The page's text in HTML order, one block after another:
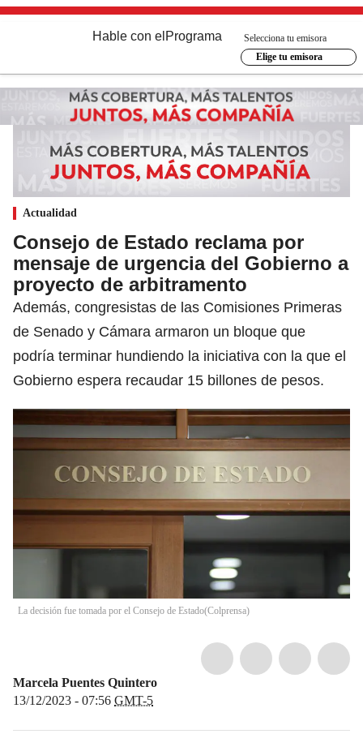
Hable con el Programa
Selecciona tu emisora
Elige tu emisora
Actualidad
Consejo de Estado reclama por
mensaje de urgencia del Gobierno a
proyecto de arbitramento
Además, congresistas de las Comisiones Primeras
de Senado y Cámara armaron un bloque que
podría terminar hundiendo la iniciativa con la que el
Gobierno espera recaudar 15 billones de pesos.
La decisión fue tomada por el Consejo de Estado(Colprensa)
Marcela Puentes Quintero
13/12/2023 - 07:56 GMT-5